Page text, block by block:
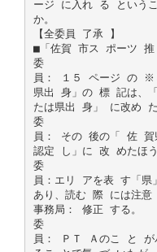
ージ に入れ る という
か。
【全委員 了承 】
■「佐賀 市ス ポーツ
委
員： １５ ページ の ※
県出 身」の 標 記は、
たは県出 身」 に改め
委
員： その 後の「 佐
認定 し」に 改 めたほ
委
員：エリ アを表 す「
あり、読む 際 には注意
事務局： 修正 する。
委
員： ＰＴ Ａのこ と